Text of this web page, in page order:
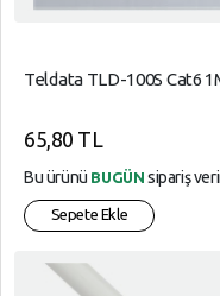
Teldata TLD-100S Cat6
65,80 TL
Bu ürünü BUGÜN sipariş
Sepete Ekle